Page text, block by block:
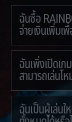
ฉันซื้อ
จ่ายเงินเพิ่มเ
ฉันเพิ่งเปิดเก
สามารถเล่นโ
ฉันเป็นผู้เล่นใ